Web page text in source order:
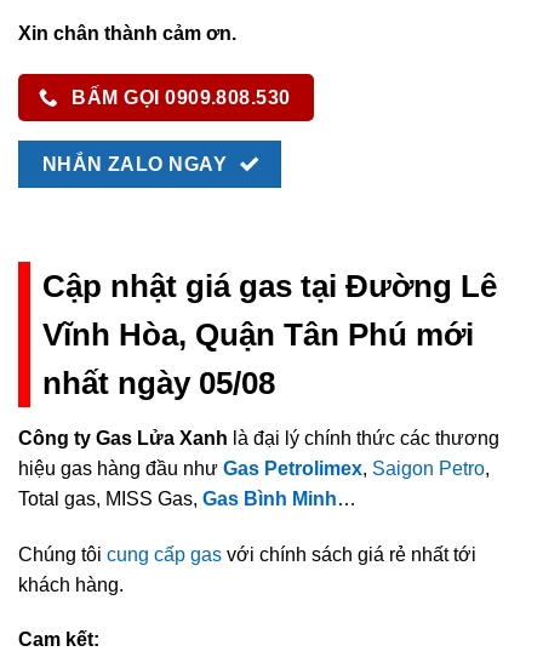
Xin chân thành cảm ơn.
BẤM GỌI 0909.808.530
NHẮN ZALO NGAY
Cập nhật giá gas tại Đường Lê
Vĩnh Hòa, Quận Tân Phú mới
nhất ngày 05/08
Công ty Gas Lửa Xanh là đại lý chính thức các thương
hiệu gas hàng đầu như Gas Petrolimex, Saigon Petro,
Total gas, MISS Gas, Gas Bình Minh…
Chúng tôi cung cấp gas với chính sách giá rẻ nhất tới
khách hàng.
Cam kết: